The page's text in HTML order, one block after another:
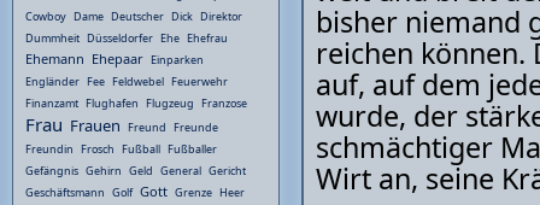
bisher niemand
reichen können.
auf, auf dem
wurde, der
schmächtiger
Wirt an, seine
Cowboy Dame Deutscher Dick Direktor
Dummheit Düsseldorfer Ehe Ehefrau
Ehemann Ehepaar Einparken
Engländer Fee Feldwebel Feuerwehr
Finanzamt Flughafen Flugzeug Franzose
Frau Frauen Freund Freunde
Freundin Frosch Fußball Fußballer
Gefängnis Gehirn Geld General Gericht
Geschäftsmann Golf Gott Grenze Heer